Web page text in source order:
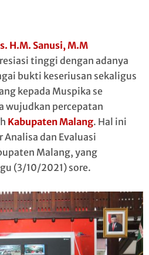
H.M. Sanusi, M.M
tinggi dengan adanya
bukti keseriusan sekaligus
kepada Muspika se
wujudkan percepatan
Kabupaten Malang. Hal ini
dan Evaluasi
Malang, yang
(3/10/2021) sore.